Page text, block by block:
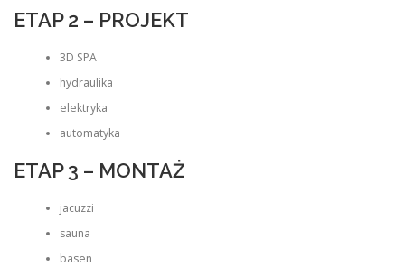
ETAP 2 – PROJEKT
3D SPA
hydraulika
elektryka
automatyka
ETAP 3 – MONTAŻ
jacuzzi
sauna
basen